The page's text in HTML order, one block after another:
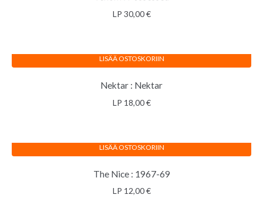
LP 30,00€
Nektar : Nektar
LP 18,00€
LISÄÄ OSTOSKORIIN
The Nice : 1967-69
LP 12,00€
LISÄÄ OSTOSKORIIN